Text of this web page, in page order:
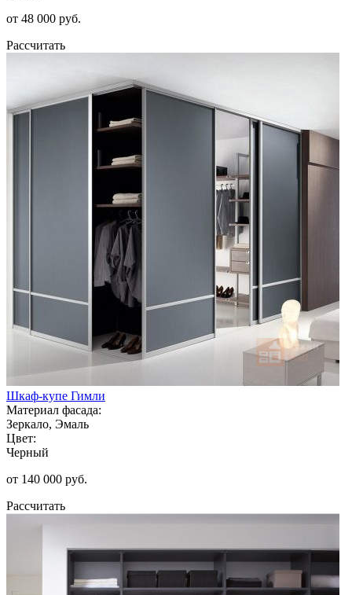
от 48 000 руб.
Рассчитать
Шкаф-купе Гимли
Материал фасада:
Зеркало, Эмаль
Цвет:
Черный
от 140 000 руб.
Рассчитать